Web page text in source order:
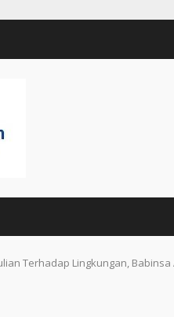
Terhadap Lingkungan,